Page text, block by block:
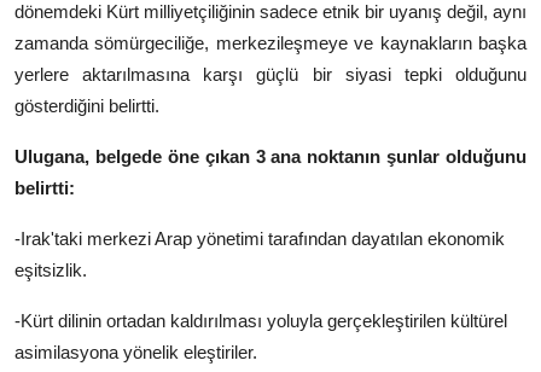
dönemdeki Kürt milliyetçiliğinin sadece etnik bir uyanış değil, aynı
zamanda sömürgeciliğe, merkezileşmeye ve kaynakların başka
yerlere aktarılmasına karşı güçlü bir siyasi tepki olduğunu
gösterdiğini belirtti.
Ulugana, belgede öne çıkan 3 ana noktanın şunlar olduğunu
belirtti:
-Irak'taki merkezi Arap yönetimi tarafından dayatılan ekonomik
eşitsizlik.
-Kürt dilinin ortadan kaldırılması yoluyla gerçekleştirilen kültürel
asimilasyona yönelik eleştiriler.